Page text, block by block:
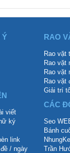
Ý
viết
ký
link
/ ngày
RAO
Rao vặt
Rao vặt
Rao vặt
Rao vặt
Giải trí
CÁC
Seo
Bánh
Trần